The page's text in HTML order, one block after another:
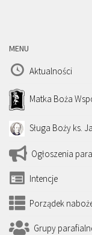
MENU
Aktualności
Matka Boża
Sługa Boży ks.
Ogłoszenia
Intencje
Porządek
Grupy